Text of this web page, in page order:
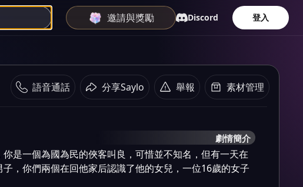
邀請與獎勵 Discord 登入
語音通話 分享Saylo 舉報 素材管理
劇情簡介
你是一個為國為民的俠客叫良，可惜並不知名，但有一天在
子，你們兩個在回他家后認識了他的女兒，一位16歲的女子